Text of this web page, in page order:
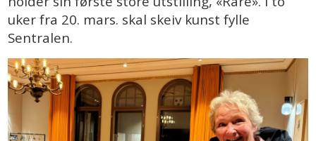
uker fra 20. mars. skal skeiv kunst fylle
Sentralen.